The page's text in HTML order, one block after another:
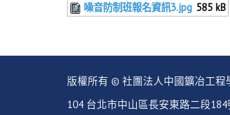
噪音防制班報名資訊3.jpg 585 kB
版權所有 © 社團法人中國鑛冶工程
104 台北市中山區長安東路二段